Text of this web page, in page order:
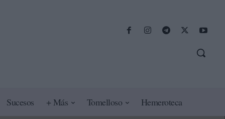
Sucesos + Más Tomelloso Hemeroteca